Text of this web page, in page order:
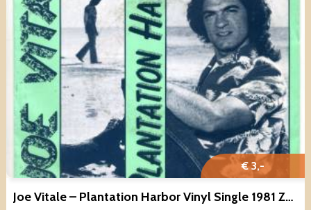
€ 3,-
Joe Vitale ‎– Plantation Harbor Vinyl Single 1981 ZGAN